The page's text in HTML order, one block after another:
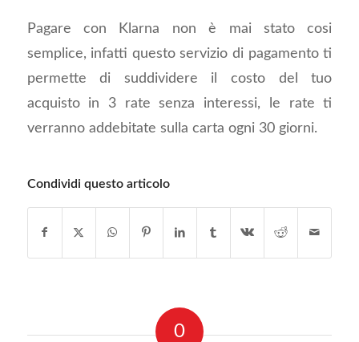
Pagare con Klarna non è mai stato cosi
semplice, infatti questo servizio di pagamento ti
permette di suddividere il costo del tuo
acquisto in 3 rate senza interessi, le rate ti
verranno addebitate sulla carta ogni 30 giorni.
Condividi questo articolo
0